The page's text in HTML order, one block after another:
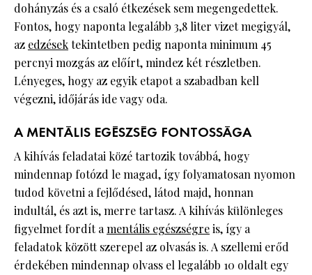
dohányzás és a csaló étkezések sem megengedettek.
Fontos, hogy naponta legalább 3,8 liter vizet megigyál,
az edzésektekintetben pedig naponta minimum 45
percnyi mozgás az előírt, mindez két részletben.
Lényeges, hogy az egyik etapot a szabadban kell
végezni, időjárás ide vagy oda.
A MENTÁLIS EGÉSZSÉG FONTOSSÁGA
A kihívás feladatai közé tartozik továbbá, hogy
mindennap fotózd le magad, így folyamatosan nyomon
tudod követni a fejlődésed, látod majd, honnan
indultál, és azt is, merre tartasz. A kihívás különleges
figyelmet fordít amentális egészségreis, így a
feladatok között szerepel az olvasás is. A szellemi erőd
érdekében mindennap olvass el legalább 10 oldalt egy